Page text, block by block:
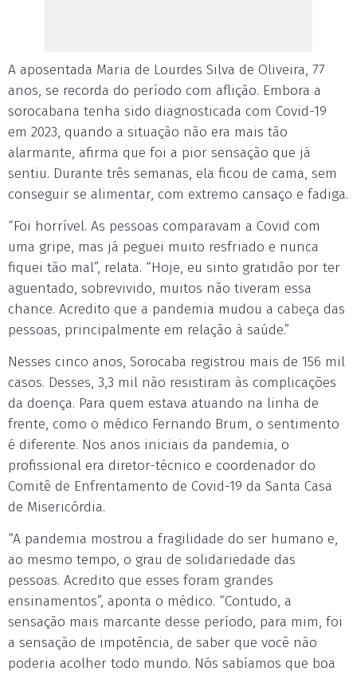
A aposentada Maria de Lourdes Silva de Oliveira, 77
anos, se recorda do período com aflição. Embora a
sorocabana tenha sido diagnosticada com Covid-19
em 2023, quando a situação não era mais tão
alarmante, afirma que foi a pior sensação que já
sentiu. Durante três semanas, ela ficou de cama, sem
conseguir se alimentar, com extremo cansaço e fadiga.
“Foi horrível. As pessoas comparavam a Covid com
uma gripe, mas já peguei muito resfriado e nunca
fiquei tão mal”, relata. “Hoje, eu sinto gratidão por ter
aguentado, sobrevivido, muitos não tiveram essa
chance. Acredito que a pandemia mudou a cabeça das
pessoas, principalmente em relação à saúde.”
Nesses cinco anos, Sorocaba registrou mais de 156 mil
casos. Desses, 3,3 mil não resistiram às complicações
da doença. Para quem estava atuando na linha de
frente, como o médico Fernando Brum, o sentimento
é diferente. Nos anos iniciais da pandemia, o
profissional era diretor-técnico e coordenador do
Comitê de Enfrentamento de Covid-19 da Santa Casa
de Misericórdia.
“A pandemia mostrou a fragilidade do ser humano e,
ao mesmo tempo, o grau de solidariedade das
pessoas. Acredito que esses foram grandes
ensinamentos”, aponta o médico. “Contudo, a
sensação mais marcante desse período, para mim, foi
a sensação de impotência, de saber que você não
poderia acolher todo mundo. Nós sabíamos que boa